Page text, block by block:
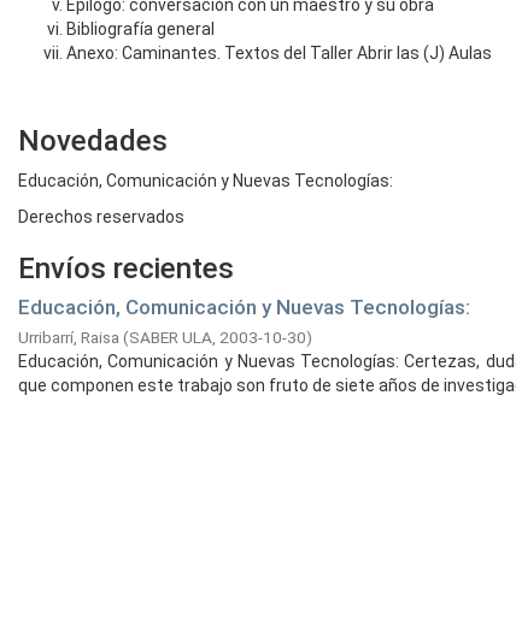
Epílogo: conversación con un maestro y su obra
Bibliografía general
Anexo: Caminantes. Textos del Taller Abrir las (J) Aulas
Novedades
Educación, Comunicación y Nuevas Tecnologías:
Derechos reservados
Envíos recientes
Educación, Comunicación y Nuevas Tecnologías:
Urribarrí, Raisa (SABER ULA, 2003-10-30)
Educación, Comunicación y Nuevas Tecnologías: Certezas,
que componen este trabajo son fruto de siete años de